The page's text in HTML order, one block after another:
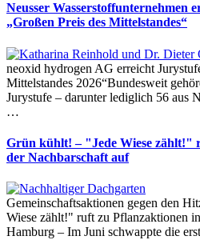
Neusser Wasserstoffunternehmen
„Großen Preis des Mittelstandes“
neoxid hydrogen AG erreicht
Mittelstandes 2026“Bundesweit
Jurystufe – darunter lediglich 56 aus
…
Grün kühlt! – "Jede Wiese zählt!"
der Nachbarschaft auf
Gemeinschaftsaktionen gegen den
Wiese zählt!" ruft zu Pflanzaktionen
Hamburg – Im Juni schwappte die